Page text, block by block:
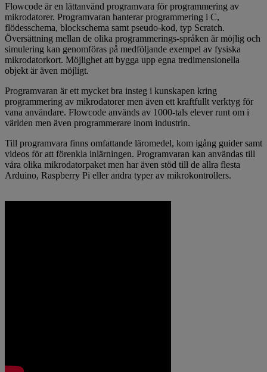
Flowcode är en lättanvänd programvara för programmering av
mikrodatorer. Programvaran hanterar programmering i C,
flödesschema, blockschema samt pseudo-kod, typ Scratch.
Översättning mellan de olika programmerings-språken är möjlig och
simulering kan genomföras på medföljande exempel av fysiska
mikrodatorkort. Möjlighet att bygga upp egna tredimensionella
objekt är även möjligt.
Programvaran är ett mycket bra insteg i kunskapen kring
programmering av mikrodatorer men även ett kraftfullt verktyg för
vana användare. Flowcode används av 1000-tals elever runt om i
världen men även programmerare inom industrin.
Till programvara finns omfattande läromedel, kom igång guider samt
videos för att förenkla inlärningen. Programvaran kan användas till
våra olika mikrodatorpaket men har även stöd till de allra flesta
Arduino, Raspberry Pi eller andra typer av mikrokontrollers.